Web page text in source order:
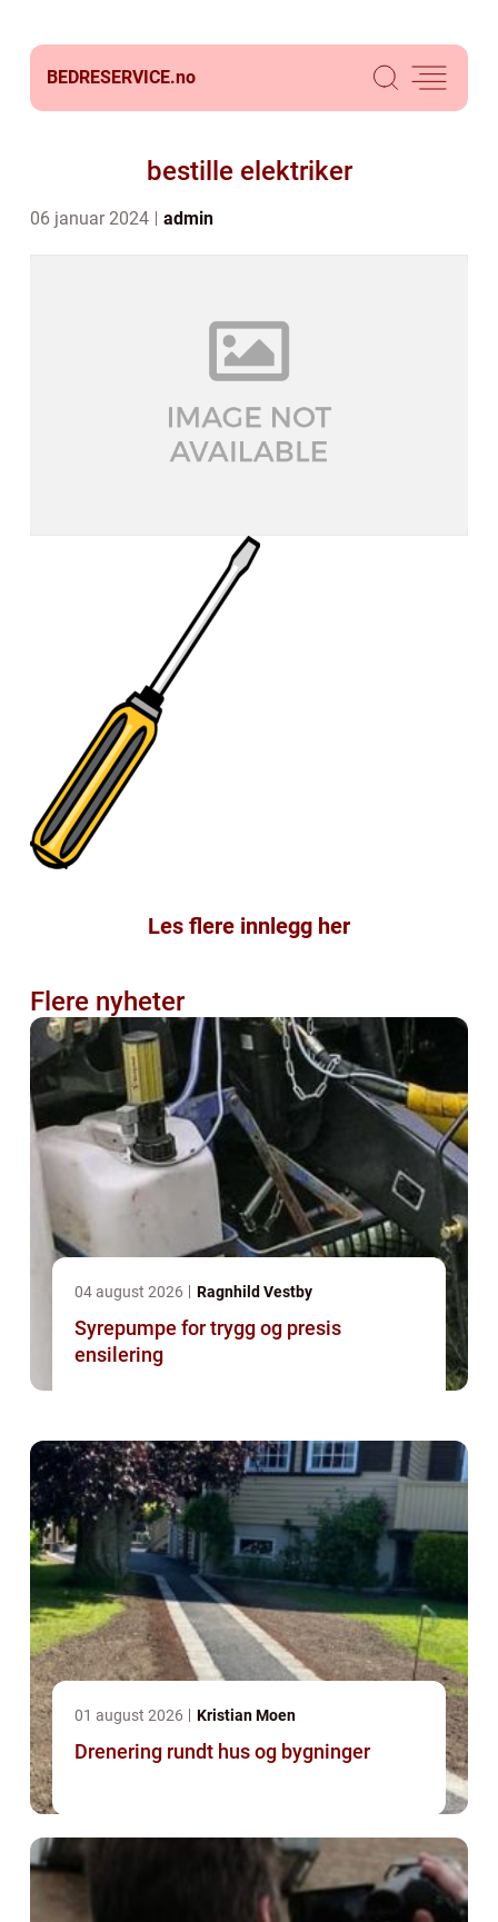
BEDRESERVICE.no
bestille elektriker
06 januar 2024 admin
Les flere innlegg her
Flere nyheter
04 august 2026 Ragnhild Vestby
Syrepumpe for trygg og presis
ensilering
01 august 2026 Kristian Moen
Drenering rundt hus og bygninger